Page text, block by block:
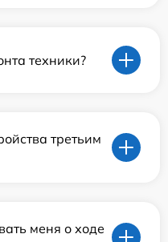
техники?
третьим
меня о ходе